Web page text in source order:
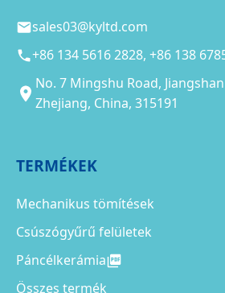
sales03@kyltd.com
+86 134 5616 2828, +86 138
No. 7 Mingshu Road,
Zhejiang, China, 315191
TERMÉKEK
Mechanikus tömítések
Csúszógyűrű felületek
Páncélkerámia
Összes termék